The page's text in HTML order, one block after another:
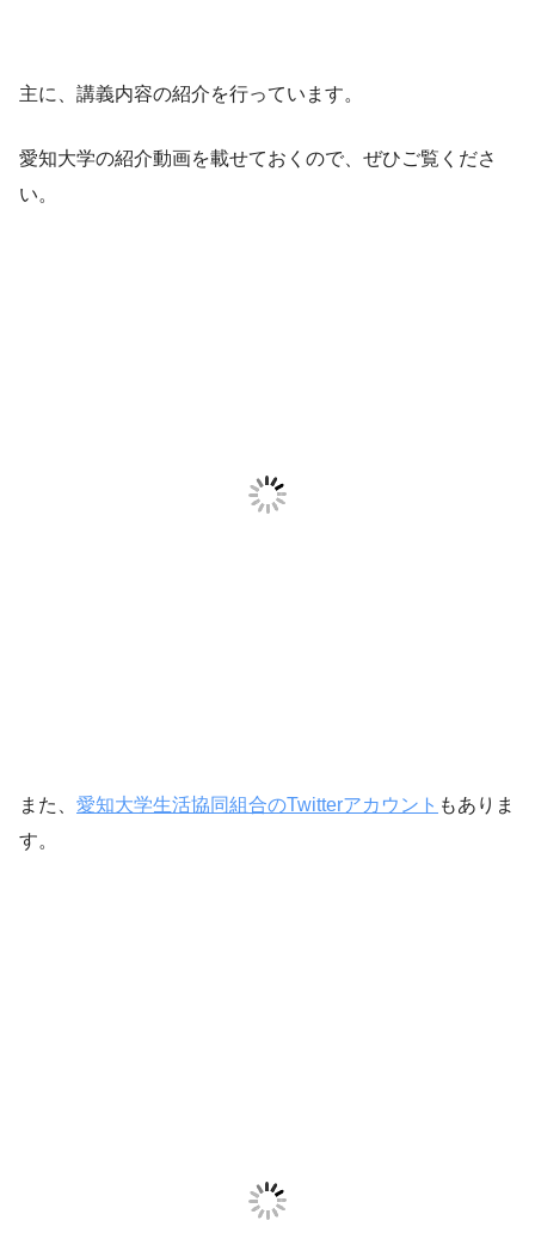
主に、講義内容の紹介を行っています。
愛知大学の紹介動画を載せておくので、ぜひご覧くださ
い。
また、 愛知大学生活協同組合のTwitterアカウント もありま
す。